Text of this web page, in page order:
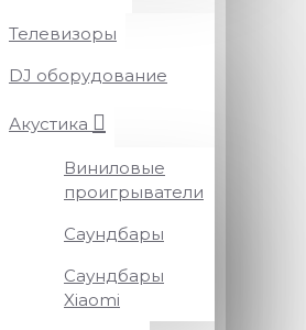
Телевизоры
DJ оборудование
Акустика
Виниловые
проигрыватели
Саундбары
Саундбары
Xiaomi